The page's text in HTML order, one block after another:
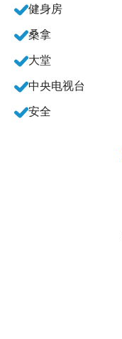
健身房
桑拿
大堂
中央电视台
安全